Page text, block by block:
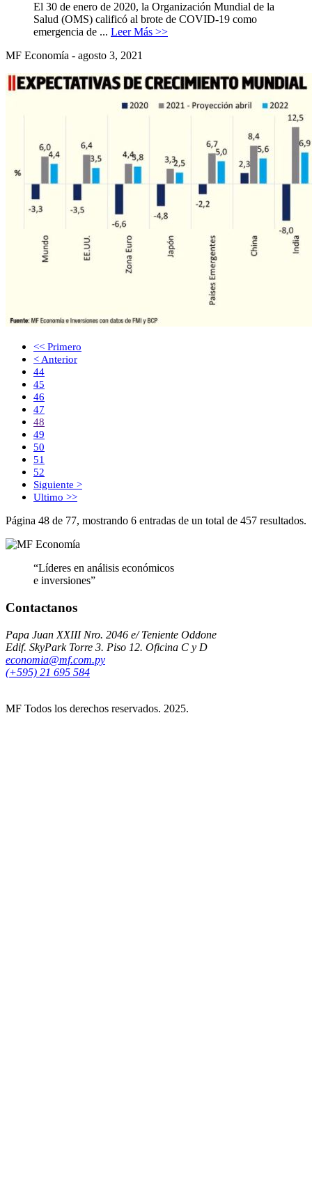
El 30 de enero de 2020, la Organización Mundial de la
Salud (OMS) calificó al brote de COVID-19 como
emergencia de ... Leer Más >>
MF Economía - agosto 3, 2021
<< Primero
< Anterior
44
45
46
47
48
49
50
51
52
Siguiente >
Ultimo >>
Página 48 de 77, mostrando 6 entradas de un total de 457 resultados.
“Líderes en análisis económicos
e inversiones”
Contactanos
Papa Juan XXIII Nro. 2046 e/ Teniente Oddone
Edif. SkyPark Torre 3. Piso 12. Oficina C y D
economia@mf.com.py
(+595) 21 695 584
MF Todos los derechos reservados. 2025.